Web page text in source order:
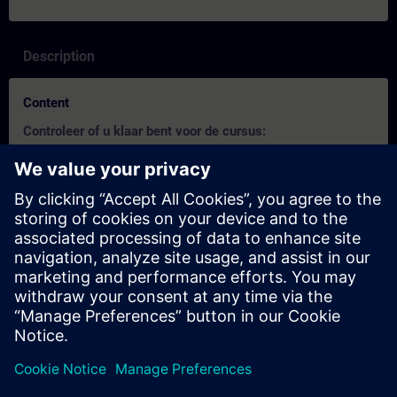
Description
Content
Controleer of u klaar bent voor de cursus:
Deze test helpt u om erachter te komen of u over de vereiste
basiskennis beschikt.
De test heeft10 vragen.
Er is
geen tijdslimiet
Als umeer dan 70% correctantwoordt, bent u klaar om
aan de cursus deel te nemen.
Als uminder dan 70%scoort, raden wij u aan de cursus
SIMATIC PCS 7 systeemcursus(ST-PCS7SYS) te volgen
om uw basis op te bouwen.